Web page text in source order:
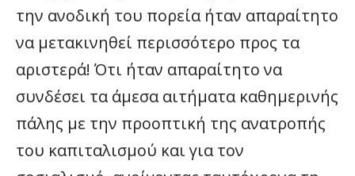
την ανοδική του πορεία ήταν απαραίτητο
να μετακινηθεί περισσότερο προς τα
αριστερά! Ότι ήταν απαραίτητο να
συνδέσει τα άμεσα αιτήματα καθημερινής
πάλης με την προοπτική της ανατροπής
του καπιταλισμού και για τον